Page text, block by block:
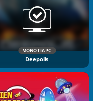
ΜΌΝΟ ΓΙΑ PC
Deepolis